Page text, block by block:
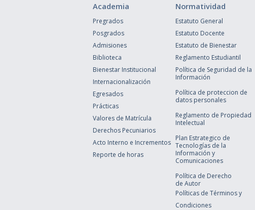
Academia
Pregrados
Posgrados
Admisiones
Biblioteca
Bienestar Institucional
Internacionalización
Egresados
Prácticas
Valores de Matrícula
Derechos Pecuniarios
Acto Interno e Incrementos
Reporte de horas
Normatividad
Estatuto General
Estatuto Docente
Estatuto de Bienestar
Reglamento Estudiantil
Política de Seguridad de la
Información
Política de proteccion de
datos personales
Reglamento de Propiedad
Intelectual
Plan Estrategico de
Tecnologías de la
Información y
Comunicaciones
Política de Derecho
de Autor
Políticas de Términos y
Condiciones